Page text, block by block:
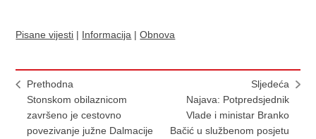
Pisane vijesti | Informacija |Obnova
Prethodna
Stonskom obilaznicom
završeno je cestovno
povezivanje južne Dalmacije
Sljedeća
Najava: Potpredsjednik
Vlade i ministar Branko
Bačić u službenom posjetu